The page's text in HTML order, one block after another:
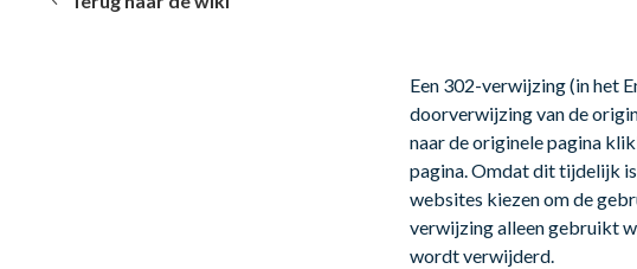
Een 302-verwijzing (in het
doorverwijzing van de
naar de originele pagina
pagina. Omdat dit tijdelijk
websites kiezen om de
verwijzing alleen gebruikt
wordt verwijderd.